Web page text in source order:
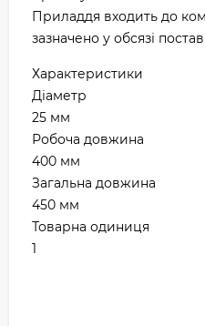
Приладдя входить до
зазначено у обсязі
Характеристики
Діаметр
25 мм
Робоча довжина
400 мм
Загальна довжина
450 мм
Товарна одиниця
1